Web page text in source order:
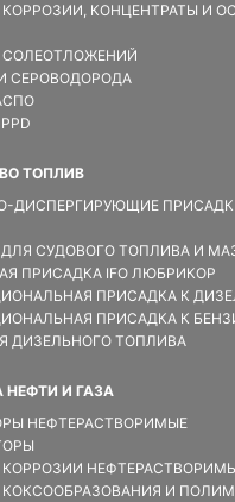
КОНЦЕНТРАТЫ И
СЕРОВОДОРОДА
ТОПЛИВ
ДИСПЕРГИРУЮЩИЕ
СУДОВОГО ТОПЛИВА И
ПРИСАДКА IFO ЛЮБРИКОР
ПРИСАДКА К
ПРИСАДКА К
ДИЗЕЛЬНОГО ТОПЛИВА
НЕФТИ И ГАЗА
НЕФТЕРАСТВОРИМЫЕ
И